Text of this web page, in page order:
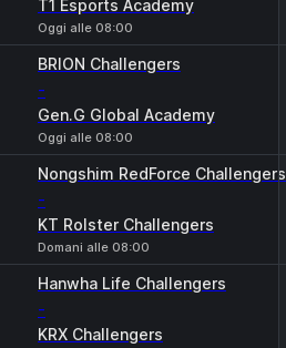
T1 Esports Academy
Oggi alle 08:00
BRION Challengers
-
Gen.G Global Academy
Oggi alle 08:00
Nongshim RedForce Challengers
-
KT Rolster Challengers
Domani alle 08:00
Hanwha Life Challengers
-
KRX Challengers